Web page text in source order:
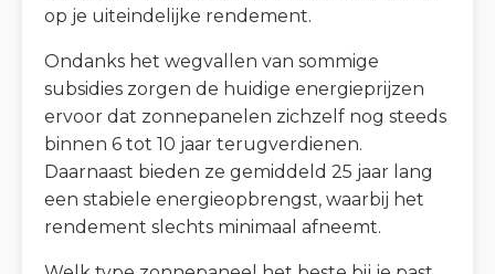
op je uiteindelijke rendement.
Ondanks het wegvallen van sommige
subsidies zorgen de huidige energieprijzen
ervoor dat zonnepanelen zichzelf nog steeds
binnen 6 tot 10 jaar terugverdienen.
Daarnaast bieden ze gemiddeld 25 jaar lang
een stabiele energieopbrengst, waarbij het
rendement slechts minimaal afneemt.